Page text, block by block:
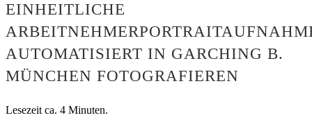
EINHEITLICHE
AUTOMATISIERT IN GARCHING B.
MÜNCHEN FOTOGRAFIEREN
Lesezeit ca. 4 Minuten.